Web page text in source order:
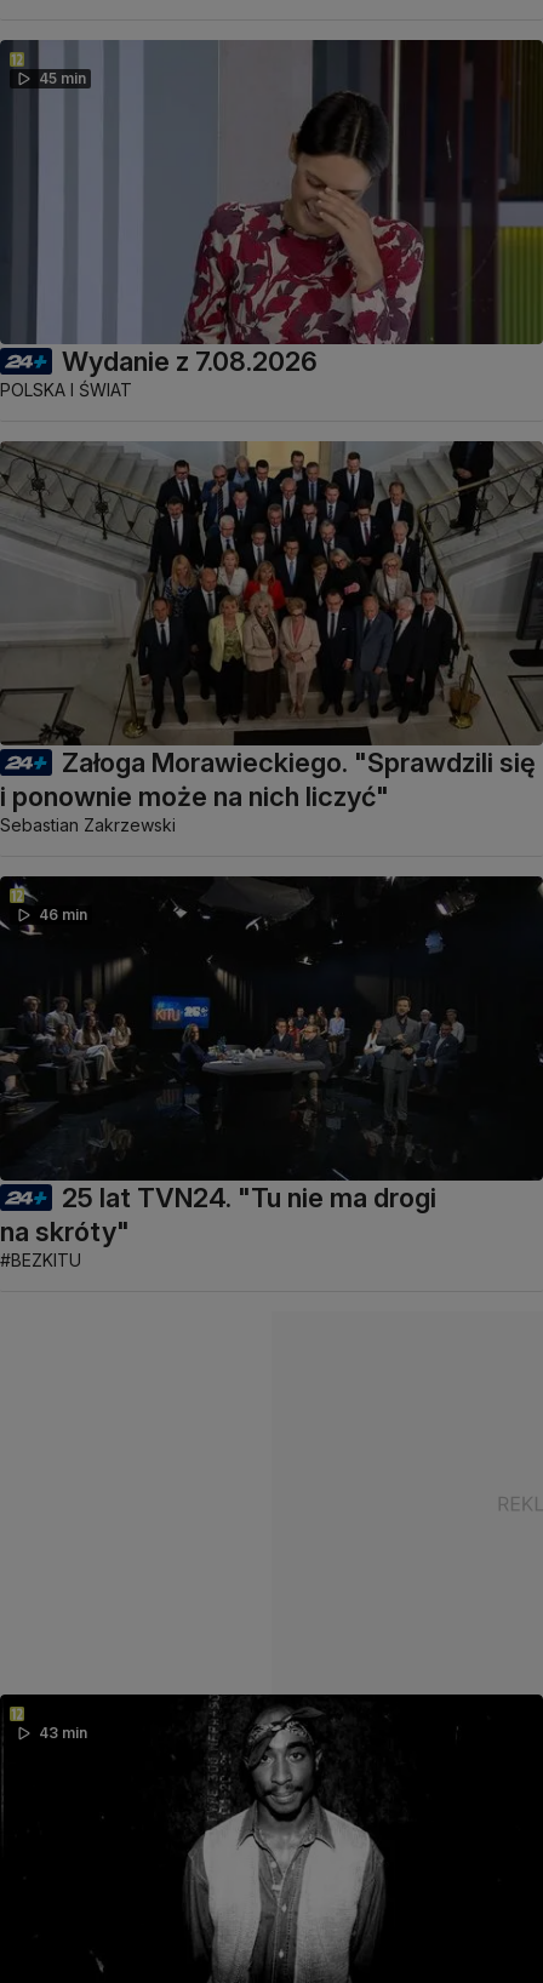
45 min
Wydanie z 7.08.2026
POLSKA I ŚWIAT
Załoga Morawieckiego. "Sprawdzili się
i ponownie może na nich liczyć"
Sebastian Zakrzewski
46 min
25 lat TVN24. "Tu nie ma drogi
na skróty"
#BEZKITU
43 min